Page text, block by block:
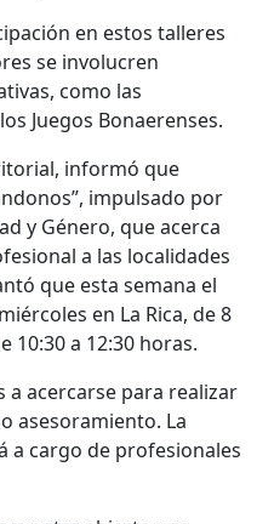
en estos talleres
se involucren
como las
Juegos Bonaerenses.
informó que
impulsado por
y Género, que acerca
a las localidades
que esta semana el
en La Rica, de 8
10:30 a 12:30 horas.
a acercarse para realizar
asesoramiento. La
a cargo de profesionales